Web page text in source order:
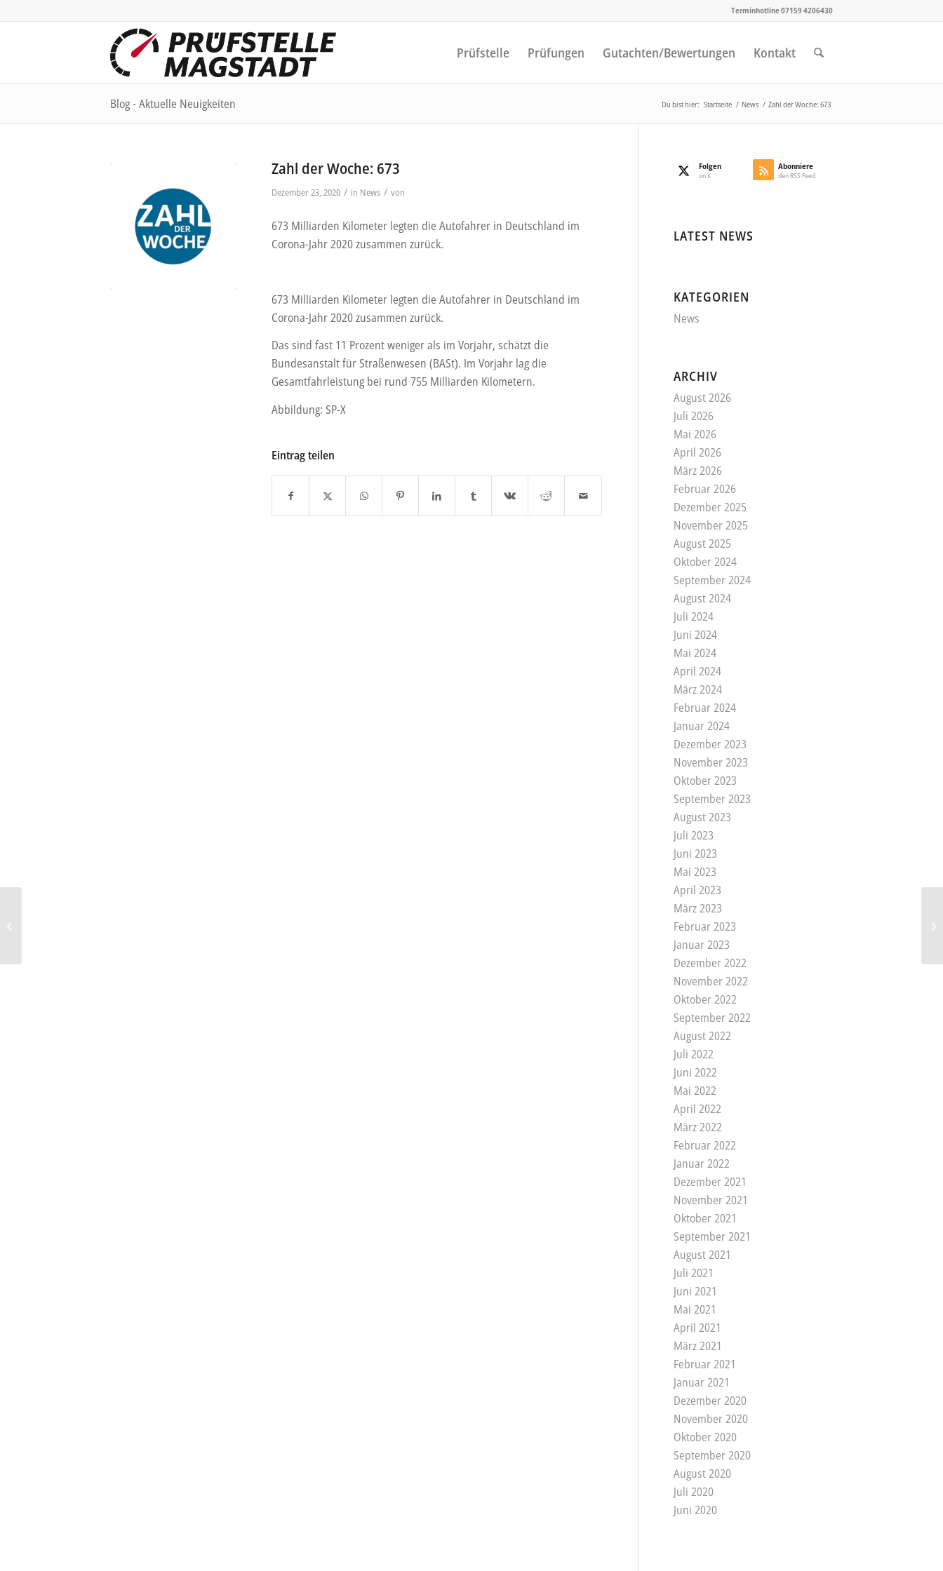
Terminhotline 07159 4206430
Prüfstelle Prüfungen Gutachten/Bewertungen Kontakt
Blog - Aktuelle Neuigkeiten Du bist hier: Startseite / News / Zahl der Woche: 673
Zahl der Woche: 673
Dezember 23, 2020 / in News / von
673 Milliarden Kilometer legten die Autofahrer in Deutschland im
Corona-Jahr 2020 zusammen zurück.
673 Milliarden Kilometer legten die Autofahrer in Deutschland im
Corona-Jahr 2020 zusammen zurück.
Das sind fast 11 Prozent weniger als im Vorjahr, schätzt die
Bundesanstalt für Straßenwesen (BASt). Im Vorjahr lag die
Gesamtfahrleistung bei rund 755 Milliarden Kilometern.
Abbildung: SP-X
Eintrag teilen
Folgen
on X
Abonniere
den RSS Feed
LATEST NEWS
KATEGORIEN
News
ARCHIV
August 2026
Juli 2026
Mai 2026
April 2026
März 2026
Februar 2026
Dezember 2025
November 2025
August 2025
Oktober 2024
September 2024
August 2024
Juli 2024
Juni 2024
Mai 2024
April 2024
März 2024
Februar 2024
Januar 2024
Dezember 2023
November 2023
Oktober 2023
September 2023
August 2023
Juli 2023
Juni 2023
Mai 2023
April 2023
März 2023
Februar 2023
Januar 2023
Dezember 2022
November 2022
Oktober 2022
September 2022
August 2022
Juli 2022
Juni 2022
Mai 2022
April 2022
März 2022
Februar 2022
Januar 2022
Dezember 2021
November 2021
Oktober 2021
September 2021
August 2021
Juli 2021
Juni 2021
Mai 2021
April 2021
März 2021
Februar 2021
Januar 2021
Dezember 2020
November 2020
Oktober 2020
September 2020
August 2020
Juli 2020
Juni 2020